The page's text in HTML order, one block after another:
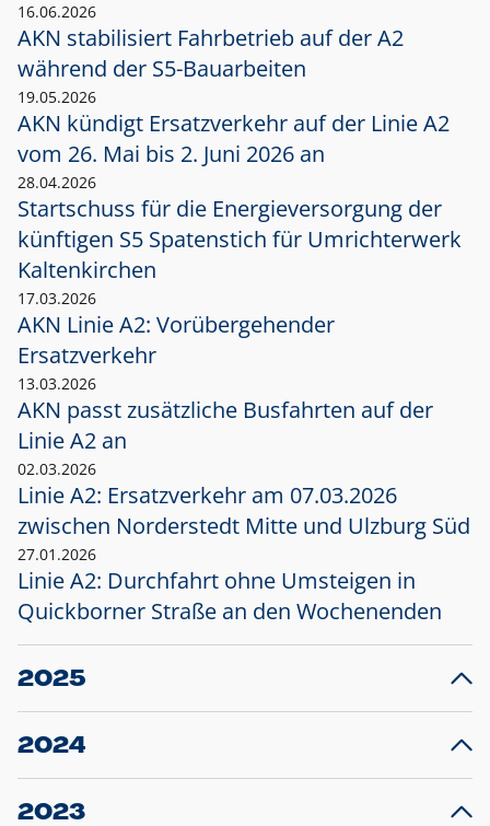
16.06.2026
AKN stabilisiert Fahrbetrieb auf der A2
während der S5-Bauarbeiten
19.05.2026
AKN kündigt Ersatzverkehr auf der Linie A2
vom 26. Mai bis 2. Juni 2026 an
28.04.2026
Startschuss für die Energieversorgung der
künftigen S5 Spatenstich für Umrichterwerk
Kaltenkirchen
17.03.2026
AKN Linie A2: Vorübergehender
Ersatzverkehr
13.03.2026
AKN passt zusätzliche Busfahrten auf der
Linie A2 an
02.03.2026
Linie A2: Ersatzverkehr am 07.03.2026
zwischen Norderstedt Mitte und Ulzburg Süd
27.01.2026
Linie A2: Durchfahrt ohne Umsteigen in
Quickborner Straße an den Wochenenden
2025
23.12.2025
Projekt S5: Start der Bauarbeiten am
2024
10.12.2024
Großprojekt S5: Sperrung der Bahnstraße in
2023